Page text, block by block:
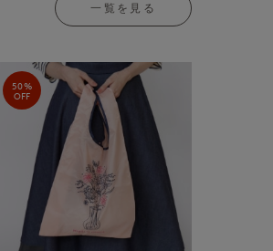
一覧を見る
50%
OFF